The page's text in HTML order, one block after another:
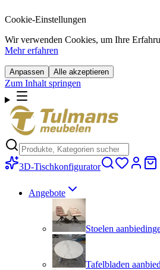
Cookie-Einstellungen
Wir verwenden Cookies, um Ihre
Mehr erfahren
Anpassen Alle akzeptieren
Zum Inhalt springen
3D-Tischkonfigurator
Angebote
Stoelen
Tafelbladen